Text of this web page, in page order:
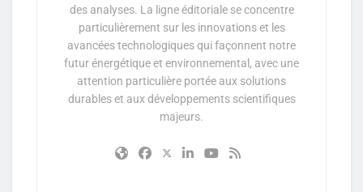
des analyses. La ligne éditoriale se concentre
particulièrement sur les innovations et les
avancées technologiques qui façonnent notre
futur énergétique et environnemental, avec une
attention particulière portée aux solutions
durables et aux développements scientifiques
majeurs.